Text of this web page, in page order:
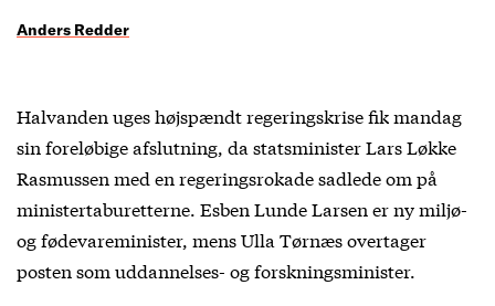
Anders Redder
Halvanden uges højspændt regeringskrise fik mandag
sin foreløbige afslutning, da statsminister Lars Løkke
Rasmussen med en regeringsrokade sadlede om på
ministertaburetterne. Esben Lunde Larsen er ny miljø-
og fødevareminister, mens Ulla Tørnæs overtager
posten som uddannelses- og forskningsminister.